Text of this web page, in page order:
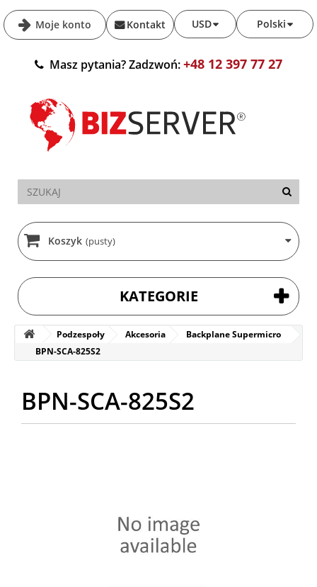
Moje konto Polski
USD
Kontakt
Masz pytania? Zadzwoń:+48 12 397 77 27
Koszyk (pusty)
KATEGORIE
Podzespoły Akcesoria
Backplane Supermicro
BPN-SCA-825S2
BPN-SCA-825S2